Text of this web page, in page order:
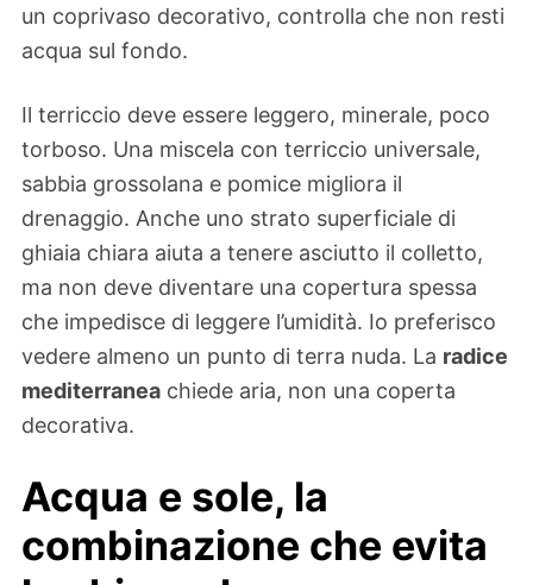
un coprivaso decorativo, controlla che non resti
acqua sul fondo.
Il terriccio deve essere leggero, minerale, poco
torboso. Una miscela con terriccio universale,
sabbia grossolana e pomice migliora il
drenaggio. Anche uno strato superficiale di
ghiaia chiara aiuta a tenere asciutto il colletto,
ma non deve diventare una copertura spessa
che impedisce di leggere l’umidità. Io preferisco
vedere almeno un punto di terra nuda. La radice
mediterranea chiede aria, non una coperta
decorativa.
Acqua e sole, la
combinazione che evita